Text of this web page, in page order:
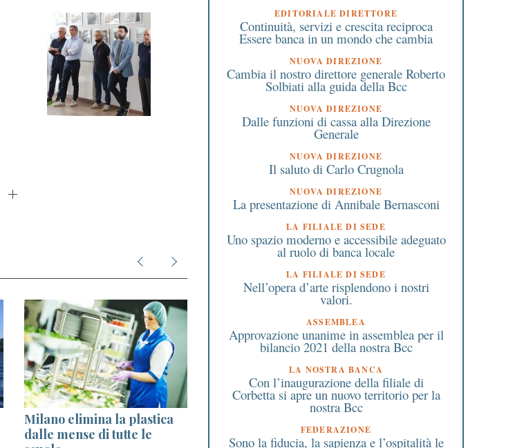
Milano elimina la plastica
dalle mense di tutte le
malati di cancro attiva al
EDITORIALE DIRETTORE
Continuità, servizi e crescita reciproca
Essere banca in un mondo che cambia
NUOVA DIREZIONE
Cambia il nostro direttore generale Roberto
Solbiati alla guida della Bcc
NUOVA DIREZIONE
Dalle funzioni di cassa alla Direzione
Generale
NUOVA DIREZIONE
Il saluto di Carlo Crugnola
NUOVA DIREZIONE
La presentazione di Annibale Bernasconi
LA FILIALE DI SEDE
Uno spazio moderno e accessibile adeguato
al ruolo di banca locale
LA FILIALE DI SEDE
Nell’opera d’arte risplendono i nostri
valori.
ASSEMBLEA
Approvazione unanime in assemblea per il
bilancio 2021 della nostra Bcc
LA NOSTRA BANCA
Con l’inaugurazione della filiale di
Corbetta si apre un nuovo territorio per la
nostra Bcc
FEDERAZIONE
Sono la fiducia, la sapienza e l’ospitalità le